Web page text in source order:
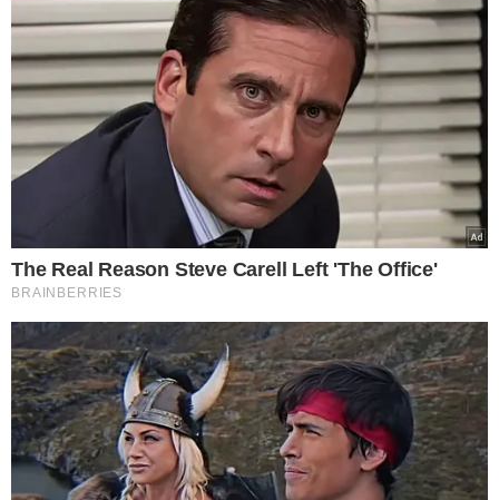
Veja algumas das oportunidades disponíveis: